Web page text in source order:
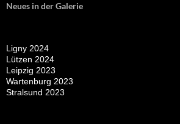
Neues in der Galerie
Ligny 2024
Lützen 2024
Leipzig 2023
Wartenburg 2023
Stralsund 2023